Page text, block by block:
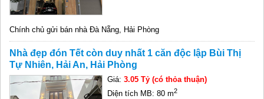
Chính chủ gửi bán nhà Đà Nẵng, Hải Phòng
Nhà đẹp đón Tết còn duy nhất 1 căn độc lập Bùi Thị
Tự Nhiên, Hải An, Hải Phòng
Giá:3.05 Tỷ (có thỏa thuận)
Diện tích MB: 80 m2